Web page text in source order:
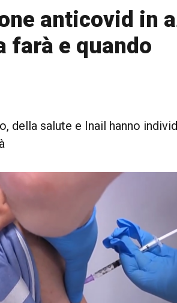
anticovid in
farà e quando
della salute e Inail hanno